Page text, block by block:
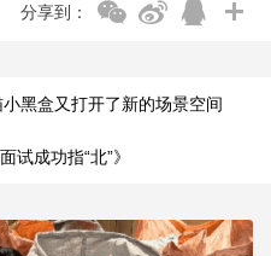
分享到：
小黑盒又打开了新的场景空间
试成功指“北”》